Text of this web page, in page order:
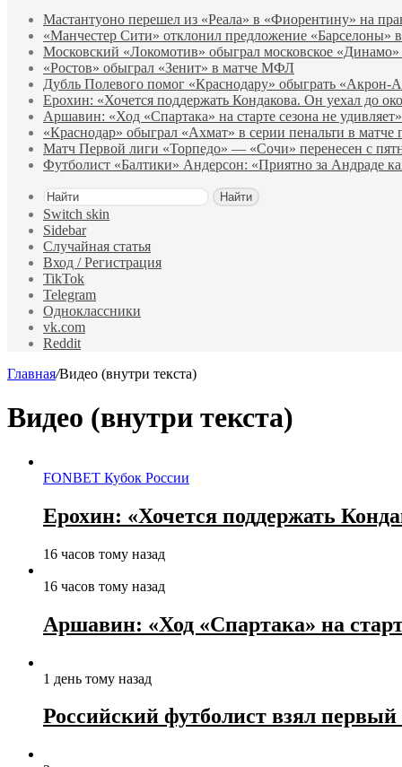
Мастантуоно перешел из «Реала» в «Фиорентину» на
«Манчестер Сити» отклонил предложение
Московский «Локомотив» обыграл московское
«Ростов» обыграл «Зенит» в матче МФЛ
Дубль Полевого помог «Краснодару» обыграть
Ерохин: «Хочется поддержать Кондакова. Он уехал до
Аршавин: «Ход «Спартака» на старте сезона не удивляет»
«Краснодар» обыграл «Ахмат» в серии пенальти в матче
Матч Первой лиги «Торпедо» — «Сочи» перенесен с
Футболист «Балтики» Андерсон: «Приятно за Андраде
Найти
Switch skin
Sidebar
Случайная статья
Вход / Регистрация
TikTok
Telegram
Одноклассники
vk.com
Reddit
Главная/Видео (внутри текста)
Видео (внутри текста)
FONBET Кубок России
Ерохин: «Хочется поддержать
16 часов тому назад
16 часов тому назад
Аршавин: «Ход «Спартака» на
1 день тому назад
Российский футболист взял